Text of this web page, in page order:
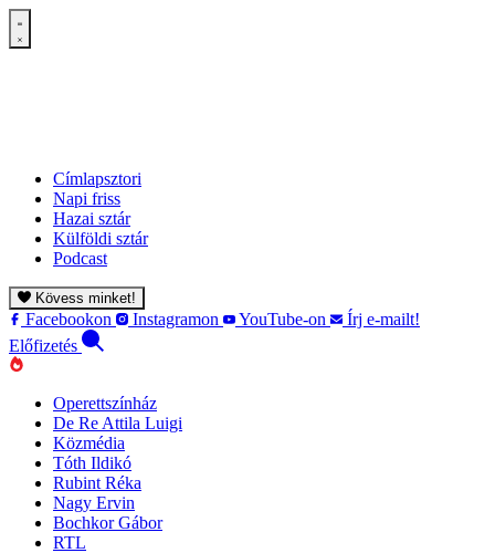
Címlapsztori
Napi friss
Hazai sztár
Külföldi sztár
Podcast
Kövess minket!
Facebookon Instagramon YouTube-on
Írj e-mailt!
Előfizetés
Operettszínház
De Re Attila Luigi
Közmédia
Tóth Ildikó
Rubint Réka
Nagy Ervin
Bochkor Gábor
RTL